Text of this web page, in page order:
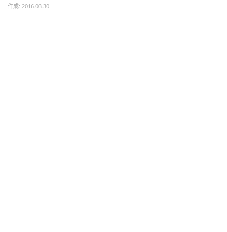
作成: 2016.03.30